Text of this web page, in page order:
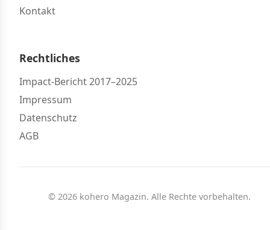
Kontakt
Rechtliches
Impact-Bericht 2017–2025
Impressum
Datenschutz
AGB
© 2026 kohero Magazin. Alle Rechte vorbehalten.